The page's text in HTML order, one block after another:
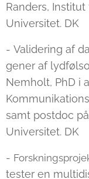
Randers,
Universitet. DK
- Validering af
gener af
Nemholt, PhD i
samt postdoc
Universitet. DK
-
tester en